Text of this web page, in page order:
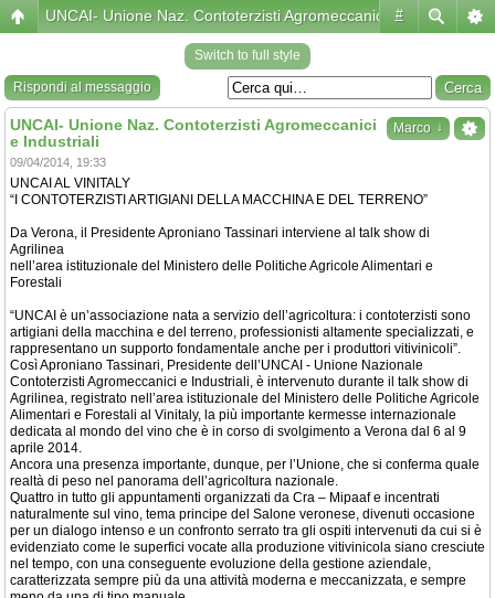
#
UNCAI- Unione Naz. Contoterzisti Agromeccanici e Industriali
Switch to full style
Rispondi al messaggio
Marco ↓
UNCAI- Unione Naz. Contoterzisti Agromeccanici
e Industriali
09/04/2014, 19:33
UNCAI AL VINITALY
“I CONTOTERZISTI ARTIGIANI DELLA MACCHINA E DEL TERRENO”
Da Verona, il Presidente Aproniano Tassinari interviene al talk show di
Agrilinea
nell’area istituzionale del Ministero delle Politiche Agricole Alimentari e
Forestali
“UNCAI è un’associazione nata a servizio dell’agricoltura: i contoterzisti sono
artigiani della macchina e del terreno, professionisti altamente specializzati, e
rappresentano un supporto fondamentale anche per i produttori vitivinicoli”.
Così Aproniano Tassinari, Presidente dell’UNCAI - Unione Nazionale
Contoterzisti Agromeccanici e Industriali, è intervenuto durante il talk show di
Agrilinea, registrato nell’area istituzionale del Ministero delle Politiche Agricole
Alimentari e Forestali al Vinitaly, la più importante kermesse internazionale
dedicata al mondo del vino che è in corso di svolgimento a Verona dal 6 al 9
aprile 2014.
Ancora una presenza importante, dunque, per l’Unione, che si conferma quale
realtà di peso nel panorama dell’agricoltura nazionale.
Quattro in tutto gli appuntamenti organizzati da Cra – Mipaaf e incentrati
naturalmente sul vino, tema principe del Salone veronese, divenuti occasione
per un dialogo intenso e un confronto serrato tra gli ospiti intervenuti da cui si è
evidenziato come le superfici vocate alla produzione vitivinicola siano cresciute
nel tempo, con una conseguente evoluzione della gestione aziendale,
caratterizzata sempre più da una attività moderna e meccanizzata, e sempre